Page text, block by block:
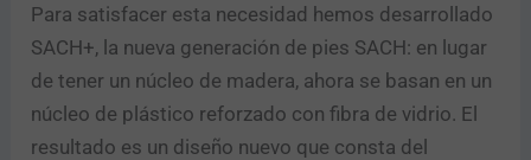
Para satisfacer esta necesidad hemos desarrollado
SACH+, la nueva generación de pies SACH: en lugar
de tener un núcleo de madera, ahora se basan en un
núcleo de plástico reforzado con fibra de vidrio. El
resultado es un diseño nuevo que consta del